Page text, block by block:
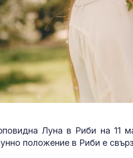
Луна в Риби на 11
положение в Риби е